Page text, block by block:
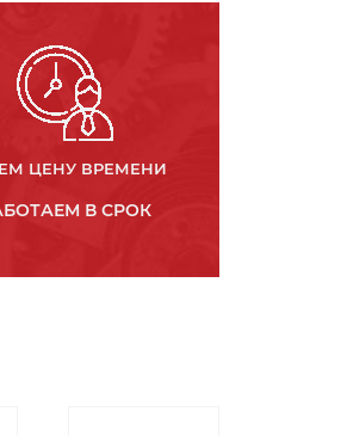
ЦЕНУ ВРЕМЕНИ
В СРОК